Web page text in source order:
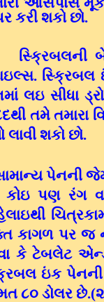
કરી શકો છો.
સ્‍ક્રિબલની
સ્‍ક્રિબલ
લઇ સીધા
તમે તમારા
લાવી શકો છો.
પેનની
કોઇ પણ રંગ
કાગળ પર જ
કે ટેબલેટ એન્‍ડ
ઇંક
૮૦ ડોલર